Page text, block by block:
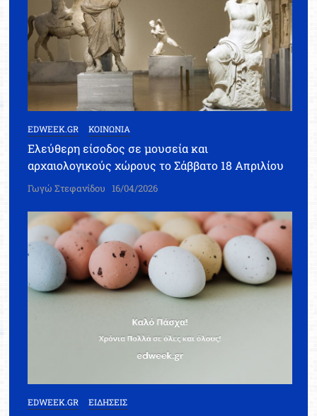
EDWEEK.GR ΚΟΙΝΩΝΙΑ
Ελεύθερη είσοδος σε μουσεία και
αρχαιολογικούς χώρους το Σάββατο 18 Απριλίου
Γωγώ Στεφανίδου 16/04/2026
EDWEEK.GR ΕΙΔΗΣΕΙΣ